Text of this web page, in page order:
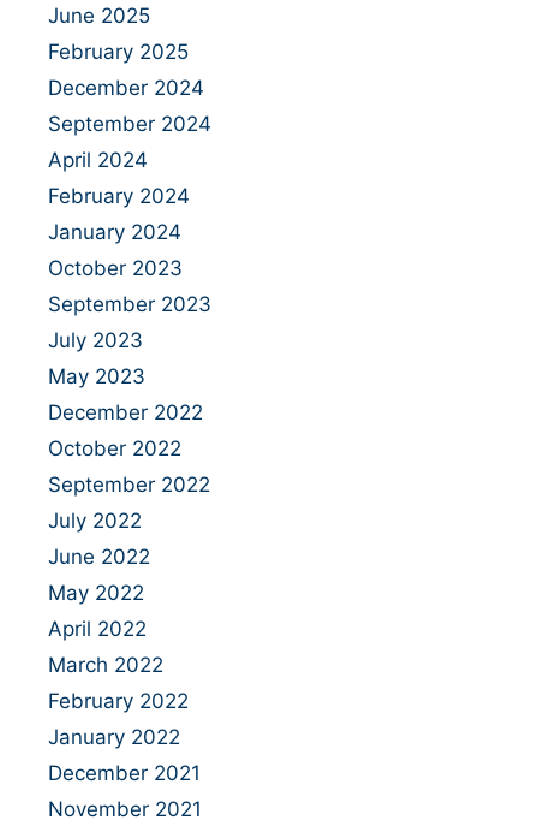
June 2025
February 2025
December 2024
September 2024
April 2024
February 2024
January 2024
October 2023
September 2023
July 2023
May 2023
December 2022
October 2022
September 2022
July 2022
June 2022
May 2022
April 2022
March 2022
February 2022
January 2022
December 2021
November 2021